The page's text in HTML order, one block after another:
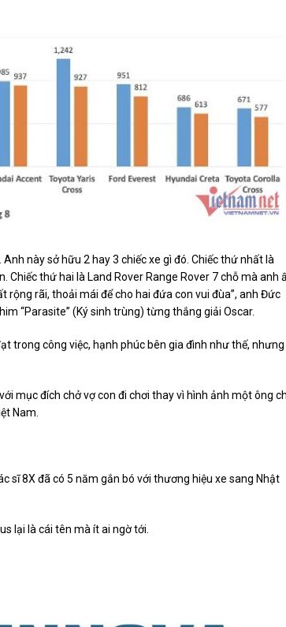
này sở hữu 2 hay 3 chiếc xe gì đó. Chiếc thứ nhất là
Chiếc thứ hai là Land Rover Range Rover 7 chỗ mà anh
rộng rãi, thoải mái để cho hai đứa con vui đùa”, anh Đức
“Parasite” (Ký sinh trùng) từng thắng giải Oscar.
trong công việc, hạnh phúc bên gia đình như thế, nhưng
mục đích chở vợ con đi chơi thay vì hình ảnh một ông
Nam.
sĩ 8X đã có 5 năm gắn bó với thương hiệu xe sang Nhật
lại là cái tên mà ít ai ngờ tới.